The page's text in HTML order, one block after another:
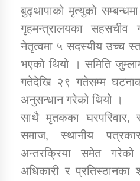
बुढ्थापाको मृत्युको
गृहमन्त्रालयका सहसचीव
नेतृत्वमा ५ सदस्यीय उच्च
भएको थियो । समिति
गतेदेखि २९ गतेसम्म
अनुसन्धान गरेको थियोे ।
साथै मृतकका घरपरिवार,
समाज, स्थानीय
अन्तरक्रिया समेत गरेको
अधिकारी र प्रतिस्ठानका